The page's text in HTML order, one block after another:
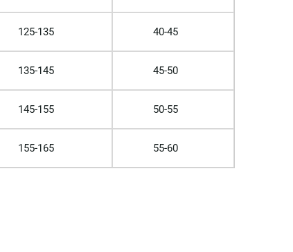
125-135 40-45
135-145 45-50
145-155 50-55
155-165 55-60